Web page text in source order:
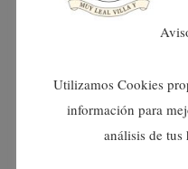
agost 2024
juny 2024
Utilizamos Cookies
información para
análisis de tus